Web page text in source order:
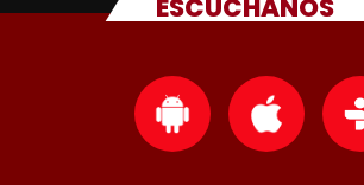
ESCUCHANOS